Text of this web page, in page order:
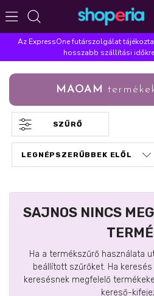
Népszerű kategóriák
Szépségápolás Élelmiszer
Takarítás Baba-mama
Népszerű márkák
Pampers Lenor
Az ExpressOne futárszolgálat
hosszabb szállítási
MAOAM
SZŰRŐ
SAJNOS NINCS
Ha a termékszűrő használata
beállított szűrőket. Ha
keresésnek megfelelő
kereső-